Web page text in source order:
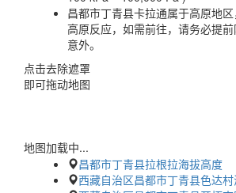
昌都市丁青县卡拉通属于高原地
高原反应，如需前往，请务必提
意外。
点击去除遮罩
即可拖动地图
地图加载中...
昌都市丁青县拉根拉海拔高度
西藏自治区昌都市丁青县色达